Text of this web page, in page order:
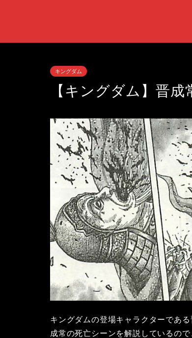
キングダム
【キングダム】晋
キングダムの登場キャラクターであ
成常の死亡シーンを解説しているの